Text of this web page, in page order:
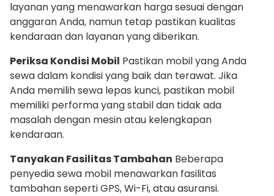
layanan yang menawarkan harga sesuai dengan
anggaran Anda, namun tetap pastikan kualitas
kendaraan dan layanan yang diberikan.
Periksa Kondisi Mobil Pastikan mobil yang Anda
sewa dalam kondisi yang baik dan terawat. Jika
Anda memilih sewa lepas kunci, pastikan mobil
memiliki performa yang stabil dan tidak ada
masalah dengan mesin atau kelengkapan
kendaraan.
Tanyakan Fasilitas Tambahan Beberapa
penyedia sewa mobil menawarkan fasilitas
tambahan seperti GPS, Wi-Fi, atau asuransi.